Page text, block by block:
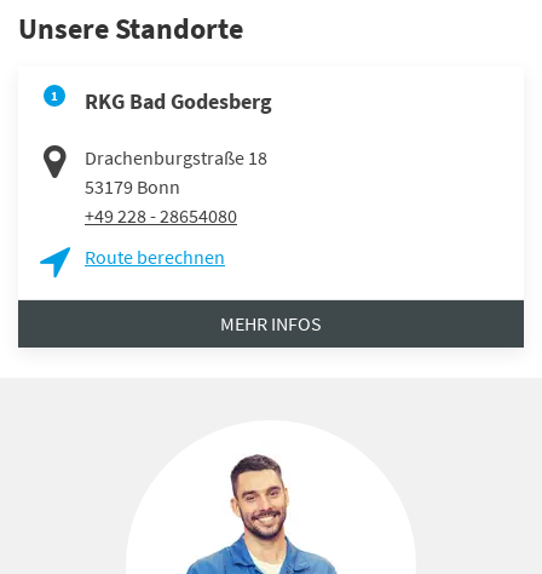
Unsere Standorte
1 RKG Bad Godesberg
Drachenburgstraße 18
53179 Bonn
+49 228 - 28654080
Route berechnen
MEHR INFOS